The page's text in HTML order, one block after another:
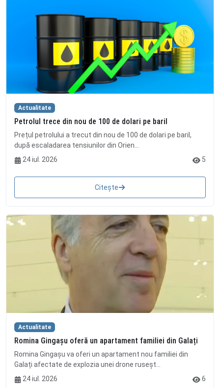
Actualitate
Petrolul trece din nou de 100 de dolari pe baril
Prețul petrolului a trecut din nou de 100 de dolari pe baril,
după escaladarea tensiunilor din Orien...
24 iul. 2026
5
Citește
Actualitate
Romina Gingașu oferă un apartament familiei din Galați
Romina Gingașu va oferi un apartament nou familiei din
Galați afectate de explozia unei drone ruseșt...
24 iul. 2026
6